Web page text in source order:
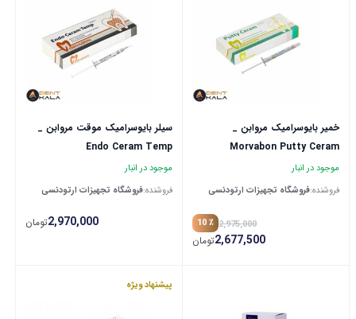
خمیر بایوسرامیک مروابن _
Morvabon Putty Ceram
موجود در انبار
فروشنده:فروشگاه تجهیزات ارتودنسی
2,975,000 ٪ 10
2,677,500تومان
سیلر بایوسرامیک موقت مروابن _
Endo Ceram Temp
موجود در انبار
فروشنده:فروشگاه تجهیزات ارتودنسی
2,970,000تومان
پیشنهاد ویژه